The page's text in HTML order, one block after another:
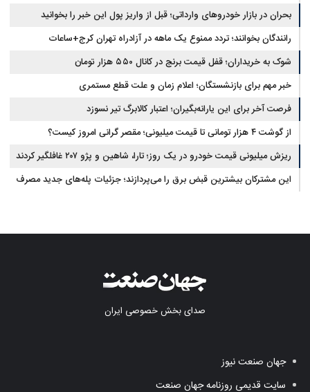
بحران در بازار خودروهای وارداتی؛ قبل از واریز پول این خبر را بخوانید
رانندگان بخوانند؛ تردد ممنوع یک ماهه در آزادراه تهران کرج+ساعات
شوک به خریداران؛ قفل قیمت برنج در کانال ۵۵۰ هزار تومان
خبر مهم برای بازنشستگان؛ اعلام زمان و علت قطع مستمری
فرصت آخر برای این یارانه‌بگیران؛ اعتبار کالابرگ تیر نسوزد
از گوشت ۴ هزار تومانی تا قیمت میلیونی؛ مقصر گرانی امروز کیست؟
ریزش میلیونی قیمت خودرو در یک روز؛ تارا، شاهین و پژو ۲۰۷ غافلگیر کردند
این مشترکان بیشترین قبض برق را می‌پردازند؛ جزئیات پله‌های جدید مصرف
صدای بخش خصوصی ایران
جهان صنعت نیوز
سایت قدیمی روزنامه جهان صنعت